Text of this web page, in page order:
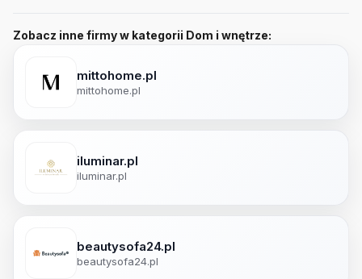
Zobacz inne firmy w kategorii Dom i wnętrze:
mittohome.pl
mittohome.pl
iluminar.pl
iluminar.pl
beautysofa24.pl
beautysofa24.pl